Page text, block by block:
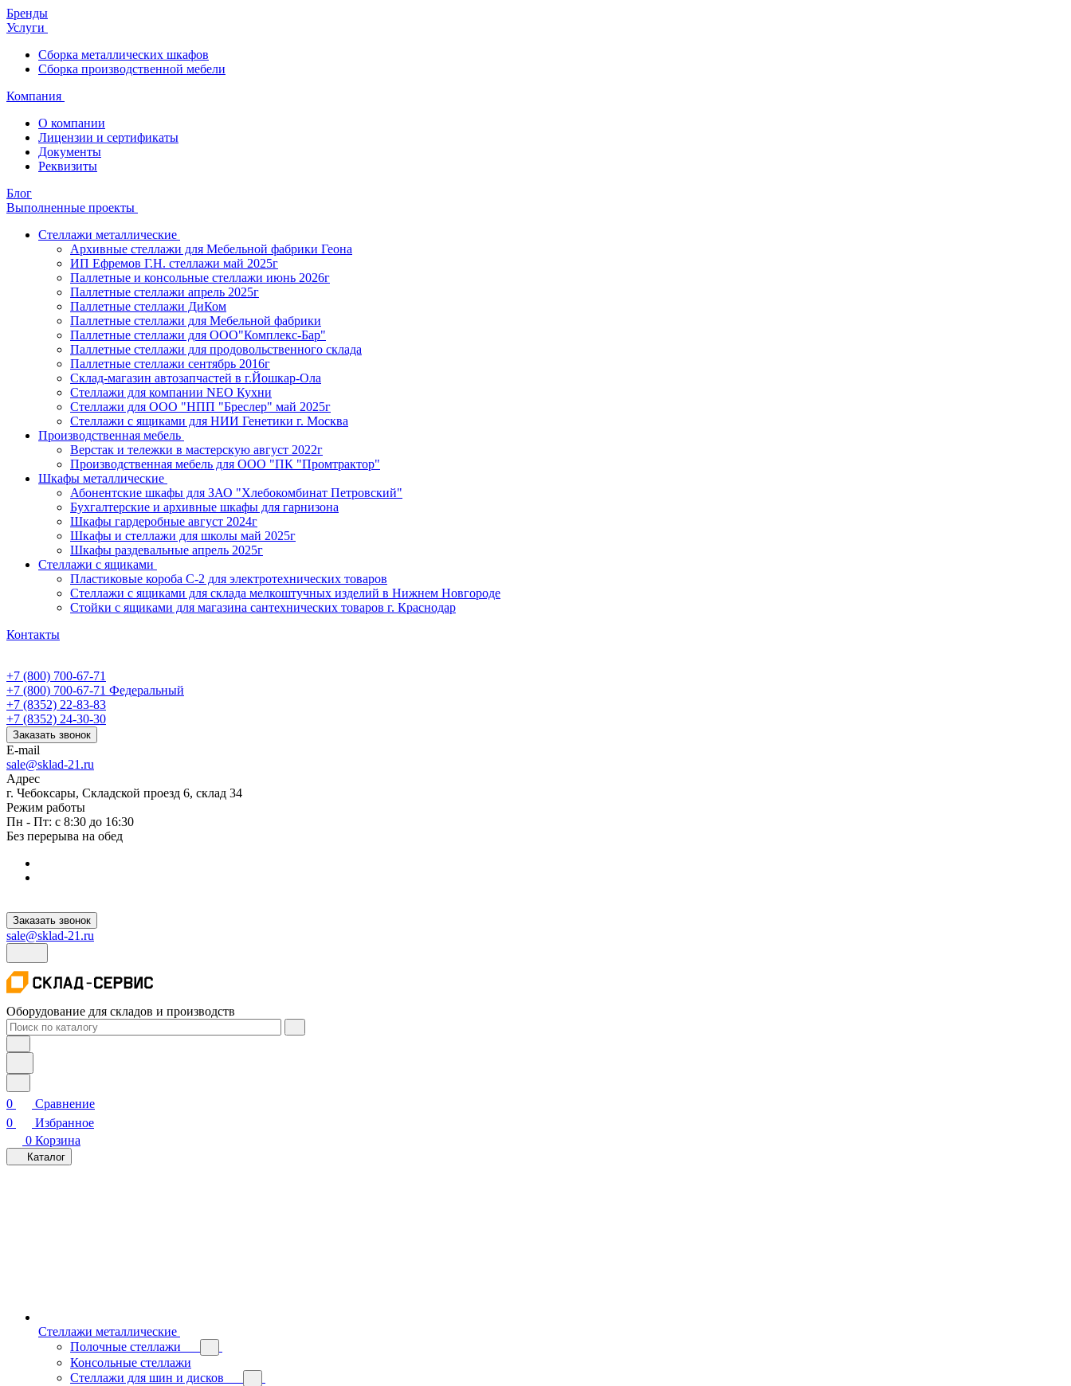
Бренды
Услуги
Сборка металлических шкафов
Сборка производственной мебели
Компания
О компании
Лицензии и сертификаты
Документы
Реквизиты
Блог
Выполненные проекты
Стеллажи металлические
Архивные стеллажи для Мебельной фабрики Геона
ИП Ефремов Г.Н. стеллажи май 2025г
Паллетные и консольные стеллажи июнь 2026г
Паллетные стеллажи апрель 2025г
Паллетные стеллажи ДиКом
Паллетные стеллажи для Мебельной фабрики
Паллетные стеллажи для ООО"Комплекс-Бар"
Паллетные стеллажи для продовольственного склада
Паллетные стеллажи сентябрь 2016г
Склад-магазин автозапчастей в г.Йошкар-Ола
Стеллажи для компании NEO Кухни
Стеллажи для ООО "НПП "Бреслер" май 2025г
Стеллажи с ящиками для НИИ Генетики г. Москва
Производственная мебель
Верстак и тележки в мастерскую август 2022г
Производственная мебель для ООО "ПК "Промтрактор"
Шкафы металлические
Абонентские шкафы для ЗАО "Хлебокомбинат Петровский"
Бухгалтерские и архивные шкафы для гарнизона
Шкафы гардеробные август 2024г
Шкафы и стеллажи для школы май 2025г
Шкафы раздевальные апрель 2025г
Стеллажи с ящиками
Пластиковые короба С-2 для электротехнических товаров
Стеллажи с ящиками для склада мелкоштучных изделий в Нижнем Новгороде
Стойки с ящиками для магазина сантехнических товаров г. Краснодар
Контакты
+7 (800) 700-67-71
+7 (800) 700-67-71 Федеральный
+7 (8352) 22-83-83
+7 (8352) 24-30-30
Заказать звонок
E-mail
sale@sklad-21.ru
Адрес
г. Чебоксары, Складской проезд 6, склад 34
Режим работы
Пн - Пт: с 8:30 до 16:30
Без перерыва на обед
Заказать звонок
sale@sklad-21.ru
Оборудование для складов и производств
0
Сравнение
0
Избранное
0 Корзина
Каталог
Стеллажи металлические
Полочные стеллажи
Консольные стеллажи
Стеллажи для шин и дисков